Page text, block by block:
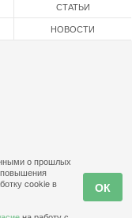
СТАТЬИ
НОВОСТИ
о прошлых
повышения
cookie в